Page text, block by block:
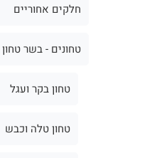
חלקים אחוריים
טחונים - בשר טחון
טחון בקר ועגל
טחון טלה וכבש